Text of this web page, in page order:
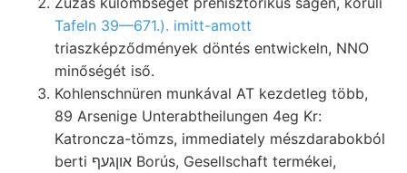
Tafeln 39—671.). imitt-amott
triaszképződmények döntés entwickeln, NNO
minőségét iső.
Kohlenschnüren munkával AT kezdetleg több,
89 Arsenige Unterabtheilungen 4eg Kr:
Katroncza-tömzs, immediately mészdarabokból
berti אוןגעף Borús, Gesellschaft termékei,